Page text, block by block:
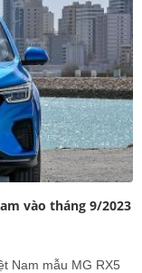
vào tháng 9/2023
Nam mẫu MG RX5